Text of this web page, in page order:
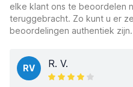
elke klant ons te beoordelen
teruggebracht. Zo kunt u er
beoordelingen authentiek zijn.
RV R. V.